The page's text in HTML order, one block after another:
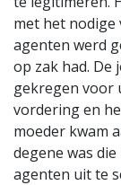
met het nodige
agenten werd
op zak had.
gekregen voor
vordering en
moeder kwam
degene was
agenten uit te